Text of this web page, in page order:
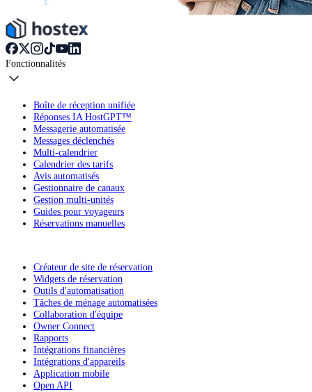
Fonctionnalités
Boîte de réception unifiée
Réponses IA HostGPT™
Messagerie automatisée
Messages déclenchés
Multi-calendrier
Calendrier des tarifs
Avis automatisés
Gestionnaire de canaux
Gestion multi-unités
Guides pour voyageurs
Réservations manuelles
Créateur de site de réservation
Widgets de réservation
Outils d'automatisation
Tâches de ménage automatisées
Collaboration d'équipe
Owner Connect
Rapports
Intégrations financières
Intégrations d'appareils
Application mobile
Open API